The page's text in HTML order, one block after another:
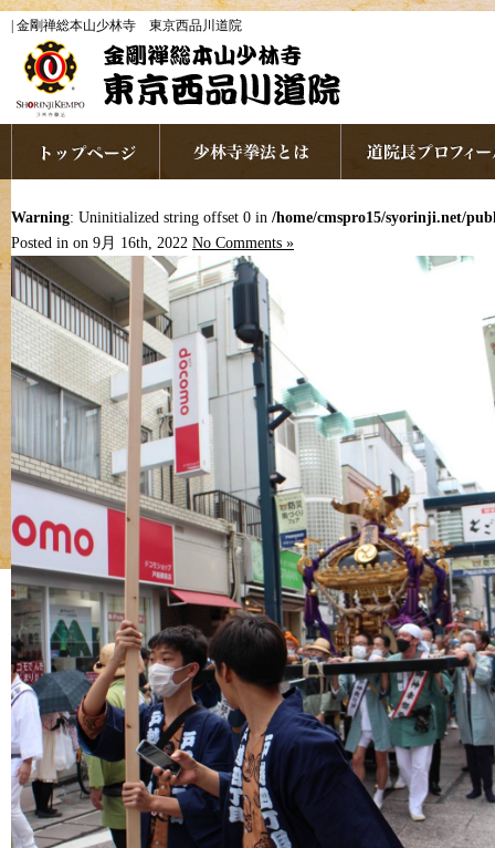
| 金剛禅総本山少林寺 東京西品川道院
Warning: Uninitialized string offset 0 in /home/cmspro15/syorinji.net/
Posted in on 9月 16th, 2022 No Comments »